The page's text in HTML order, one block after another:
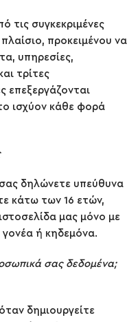
τις συγκεκριμένες
προκειμένου να
υπηρεσίες,
τρίτες
επεξεργάζονται
ισχύον κάθε φορά
δηλώνετε υπεύθυνα
κάτω των 16 ετών,
μας μόνο με
γονέα ή κηδεμόνα.
σας δεδομένα;
δημιουργείτε